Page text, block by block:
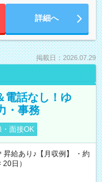
詳細へ
掲載日：2026.07.29
電話なし！ゆ
・事務
面接OK
給あり♪【月収例】 ・約
日）